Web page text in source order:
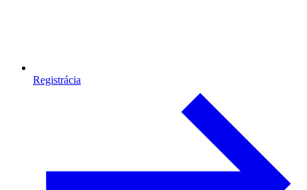
Registrácia